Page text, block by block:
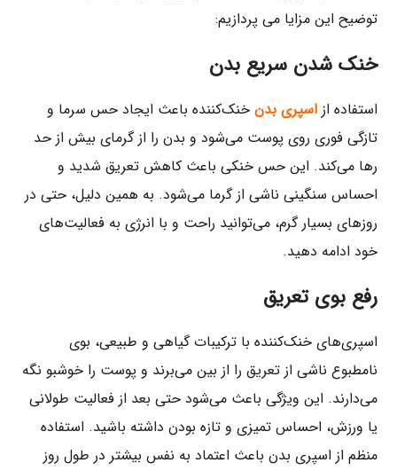
توضیح این مزایا می پردازیم:
خنک شدن سریع بدن
استفاده ازاسپری بدن خنک‌کننده باعث ایجاد حس سرما و
تازگی فوری روی پوست می‌شود و بدن را از گرمای بیش از حد
رها می‌کند. این حس خنکی باعث کاهش تعریق شدید و
احساس سنگینی ناشی از گرما می‌شود. به همین دلیل، حتی در
روزهای بسیار گرم، می‌توانید راحت و با انرژی به فعالیت‌های
خود ادامه دهید.
رفع بوی تعریق
اسپری‌های خنک‌کننده با ترکیبات گیاهی و طبیعی، بوی
نامطبوع ناشی از تعریق را از بین می‌برند و پوست را خوشبو نگه
می‌دارند. این ویژگی باعث می‌شود حتی بعد از فعالیت طولانی
یا ورزش، احساس تمیزی و تازه بودن داشته باشید. استفاده
منظم از اسپری بدن باعث اعتماد به نفس بیشتر در طول روز